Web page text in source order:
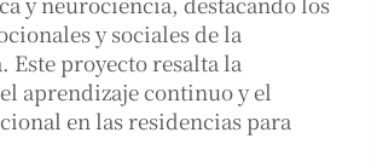
y sociales de la
Este proyecto resalta la
aprendizaje continuo y el
en las residencias para